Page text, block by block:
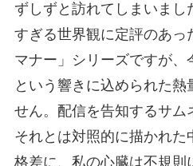
ずしずと訪れてしまいまし
すぎる世界観に定評のあっ
マナー」シリーズですが、
という響きに込められた熱
せん。配信を告知するサム
それとは対照的に描かれた
格差に、私の心臓は不規則